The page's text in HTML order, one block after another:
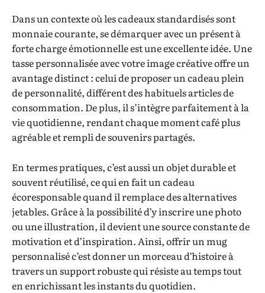
Dans un contexte où les cadeaux standardisés sont
monnaie courante, se démarquer avec un présent à
forte charge émotionnelle est une excellente idée. Une
tasse personnalisée avec votre image créative offre un
avantage distinct : celui de proposer un cadeau plein
de personnalité, différent des habituels articles de
consommation. De plus, il s’intègre parfaitement à la
vie quotidienne, rendant chaque moment café plus
agréable et rempli de souvenirs partagés.
En termes pratiques, c’est aussi un objet durable et
souvent réutilisé, ce qui en fait un cadeau
écoresponsable quand il remplace des alternatives
jetables. Grâce à la possibilité d’y inscrire une photo
ou une illustration, il devient une source constante de
motivation et d’inspiration. Ainsi, offrir un mug
personnalisé c’est donner un morceau d’histoire à
travers un support robuste qui résiste au temps tout
en enrichissant les instants du quotidien.